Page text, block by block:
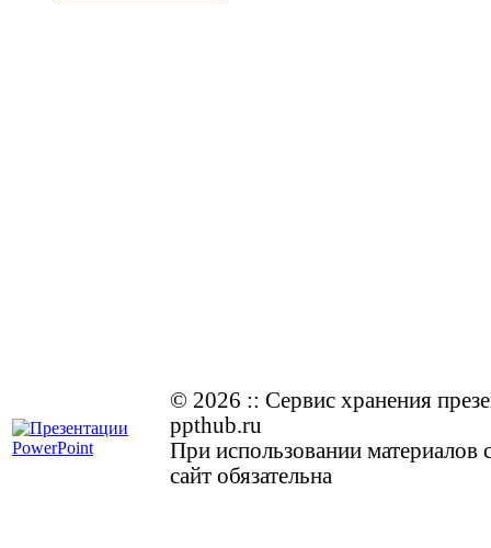
© 2026 :: Cервис хранения
ppthub.ru
При использовании материалов
сайт обязательна